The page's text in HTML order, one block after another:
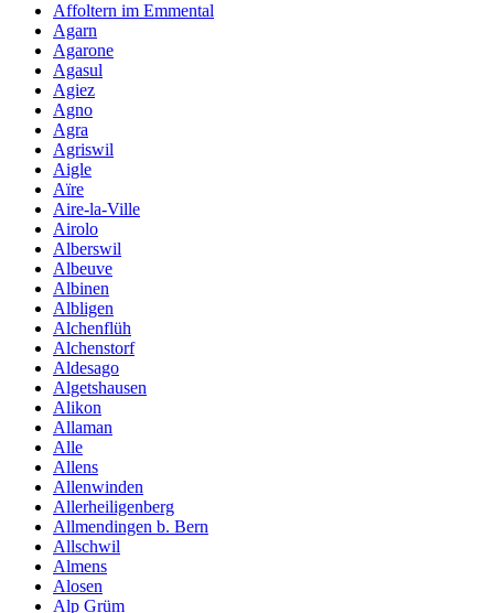
Affoltern im Emmental
Agarn
Agarone
Agasul
Agiez
Agno
Agra
Agriswil
Aigle
Aïre
Aire-la-Ville
Airolo
Alberswil
Albeuve
Albinen
Albligen
Alchenflüh
Alchenstorf
Aldesago
Algetshausen
Alikon
Allaman
Alle
Allens
Allenwinden
Allerheiligenberg
Allmendingen b. Bern
Allschwil
Almens
Alosen
Alp Grüm